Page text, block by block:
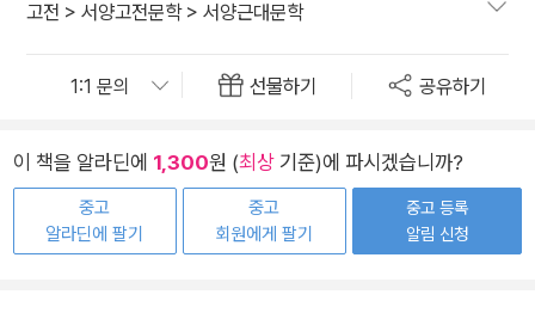
고전 > 서양고전문학> 서양근대문학
선물하기 공유하기
이 책을 알라딘에 1,300원 (최상 기준)에 파시겠습니까?
중고
알라딘에 팔기
중고
회원에게 팔기
중고 등록
알림 신청